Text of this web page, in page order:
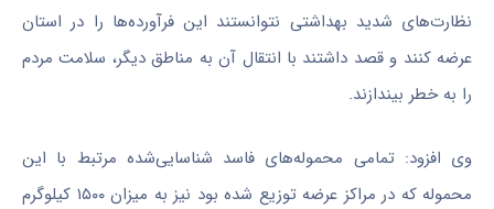
نظارت‌های شدید بهداشتی نتوانستند این فرآورده‌ها را در استان
عرضه کنند و قصد داشتند با انتقال آن به مناطق دیگر، سلامت مردم
را به خطر بیندازند.
وی افزود: تمامی محموله‌های فاسد شناسایی‌شده مرتبط با این
محموله که در مراکز عرضه توزیع شده بود نیز به میزان۱۵۰۰ کیلوگرم